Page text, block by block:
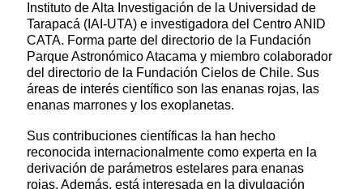
Instituto de Alta Investigación de la Universidad de
Tarapacá (IAI-UTA) e investigadora del Centro ANID
CATA. Forma parte del directorio de la Fundación
Parque Astronómico Atacama y miembro colaborador
del directorio de la Fundación Cielos de Chile. Sus
áreas de interés científico son las enanas rojas, las
enanas marrones y los exoplanetas.
Sus contribuciones científicas la han hecho
reconocida internacionalmente como experta en la
derivación de parámetros estelares para enanas
rojas. Además, está interesada en la divulgación